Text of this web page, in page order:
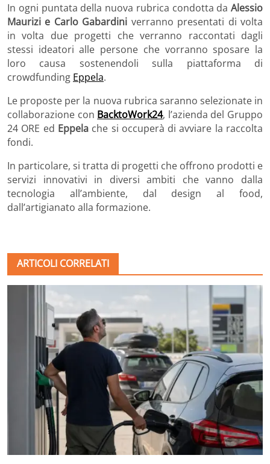
In ogni puntata della nuova rubrica condotta da Alessio
Maurizi e Carlo Gabardini verranno presentati di volta
in volta due progetti che verranno raccontati dagli
stessi ideatori alle persone che vorranno sposare la
loro causa sostenendoli sulla piattaforma di
crowdfunding Eppela.
Le proposte per la nuova rubrica saranno selezionate in
collaborazione con BacktoWork24, l’azienda del Gruppo
24 ORE ed Eppela che si occuperà di avviare la raccolta
fondi.
In particolare, si tratta di progetti che offrono prodotti e
servizi innovativi in diversi ambiti che vanno dalla
tecnologia all’ambiente, dal design al food,
dall’artigianato alla formazione.
ARTICOLI CORRELATI